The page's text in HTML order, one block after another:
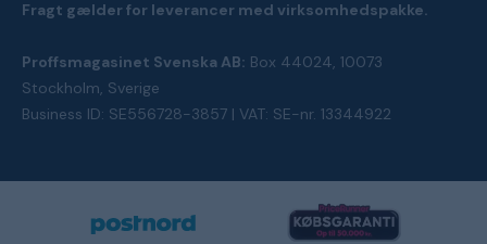
Fragt gælder for leverancer med virksomhedspakke.
Proffsmagasinet Svenska AB: Box 44024, 10073
Stockholm, Sverige
Business ID: SE556728-3857 | VAT: SE-nr. 13344922